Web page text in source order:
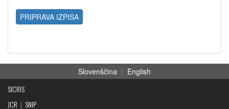
PRIPRAVA IZPISA
Slovenščina | English
SICRIS
JCR | SNIP